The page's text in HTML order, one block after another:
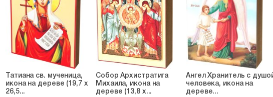
Татиана св. мученица,
икона на дереве (19,7 х
26,5...
Собор Архистратига
Михаила, икона на
дереве (13,8 х...
Ангел Хранитель с
человека, икона на
дереве...